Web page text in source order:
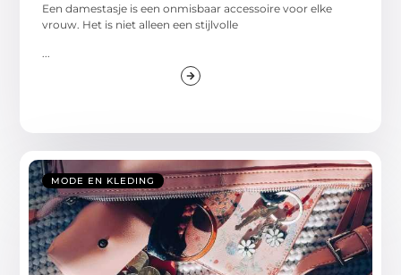
Een damestasje is een onmisbaar accessoire voor elke
vrouw. Het is niet alleen een stijlvolle
...
MODE EN KLEDING